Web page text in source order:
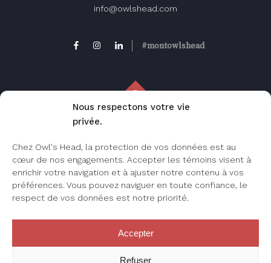
Nous respectons votre vie
privée.
Chez Owl's Head, la protection de vos données est au
cœur de nos engagements. Accepter les témoins visent à
enrichir votre navigation et à ajuster notre contenu à vos
préférences. Vous pouvez naviguer en toute confiance, le
respect de vos données est notre priorité.
Accepter
Refuser
info@owlshead.com
#montowlshead
Foire aux questions, consultez cette page
pour les questions les plus fréquemment
posées.